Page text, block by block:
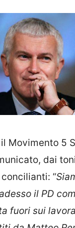
Movimento 5
dai
“
il PD
fuori sui